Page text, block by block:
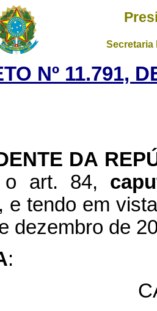
Nº 11.791,
DA
o art. 84,
e tendo em
dezembro de
: